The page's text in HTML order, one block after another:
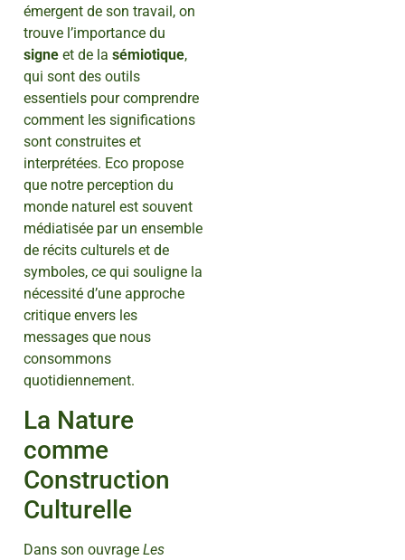
émergent de son travail, on
trouve l’importance du
signe et de la sémiotique,
qui sont des outils
essentiels pour comprendre
comment les significations
sont construites et
interprétées. Eco propose
que notre perception du
monde naturel est souvent
médiatisée par un ensemble
de récits culturels et de
symboles, ce qui souligne la
nécessité d’une approche
critique envers les
messages que nous
consommons
quotidiennement.
La Nature
comme
Construction
Culturelle
Dans son ouvrage Les